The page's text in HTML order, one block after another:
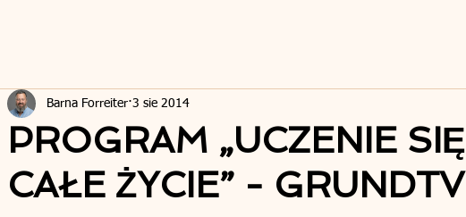
PROGRAM „UCZENIE
CAŁE ŻYCIE” -
Barna Forreiter 3 sie 2014